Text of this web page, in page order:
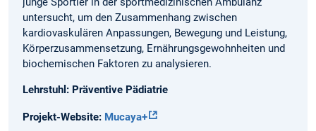
untersucht, um den Zusammenhang zwischen
kardiovaskulären Anpassungen, Bewegung und Leistung,
Körperzusammensetzung, Ernährungsgewohnheiten und
biochemischen Faktoren zu analysieren.
Lehrstuhl: Präventive Pädiatrie
Projekt-Website: Mucaya+